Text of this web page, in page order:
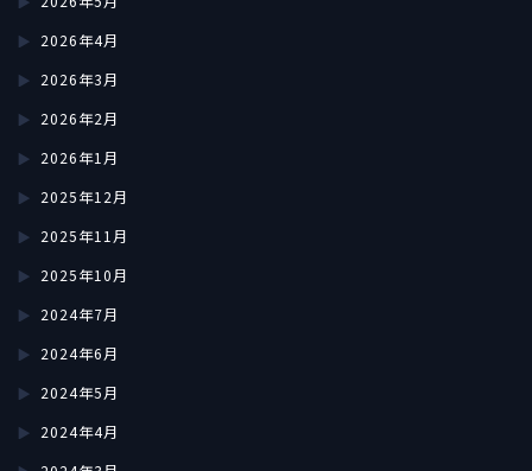
2026年4月
2026年3月
2026年2月
2026年1月
2025年12月
2025年11月
2025年10月
2024年7月
2024年6月
2024年5月
2024年4月